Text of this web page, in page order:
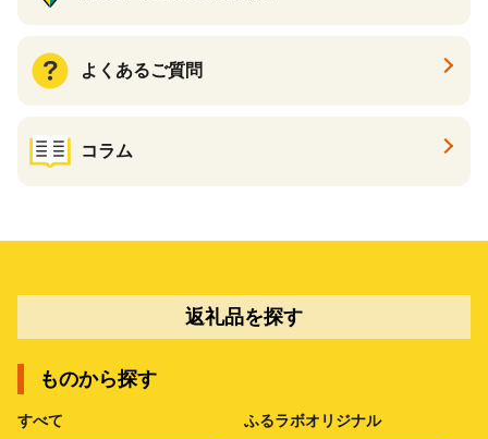
よくあるご質問
コラム
返礼品を探す
ものから探す
すべて ふるラボオリジナル